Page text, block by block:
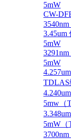
5mW
CW-
5mW
5mW
TDLAS
5mw（
5mW（